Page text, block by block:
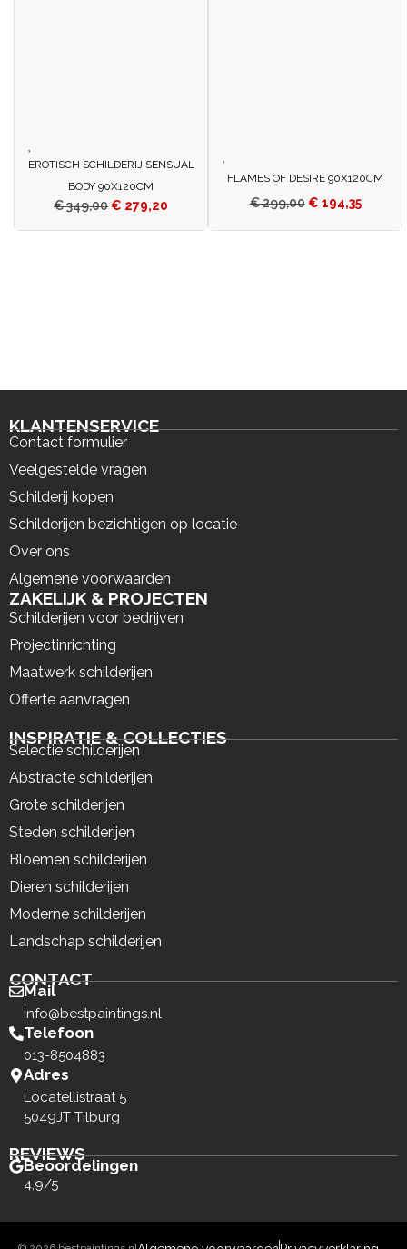
EROTISCH SCHILDERIJ SENSUAL
BODY 90X120CM
€349,00 € 279,20
FLAMES OF DESIRE 90X120CM
€299,00 € 194,35
KLANTENSERVICE
Contact formulier
Veelgestelde vragen
Schilderij kopen
Schilderijen bezichtigen op locatie
Over ons
Algemene voorwaarden
ZAKELIJK & PROJECTEN
Schilderijen voor bedrijven
Projectinrichting
Maatwerk schilderijen
Offerte aanvragen
INSPIRATIE & COLLECTIES
Selectie schilderijen
Abstracte schilderijen
Grote schilderijen
Steden schilderijen
Bloemen schilderijen
Dieren schilderijen
Moderne schilderijen
Landschap schilderijen
CONTACT
Mail
info@bestpaintings.nl
Telefoon
013-8504883
Adres
Locatellistraat 5
5049JT Tilburg
REVIEWS
Beoordelingen
4,9/5